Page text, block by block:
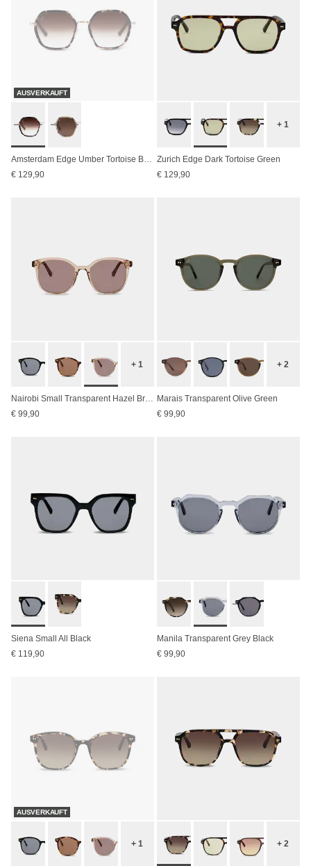
AUSVERKAUFT
€ 129,90
+ 1
Zurich Edge Dark Tortoise Green
€ 129,90
+ 1
Nairobi Small Transparent Hazel Brown
€ 99,90
+ 2
Marais Transparent Olive Green
€ 99,90
Siena Small All Black
€ 119,90
Manila Transparent Grey Black
€ 99,90
AUSVERKAUFT
+ 1 + 2